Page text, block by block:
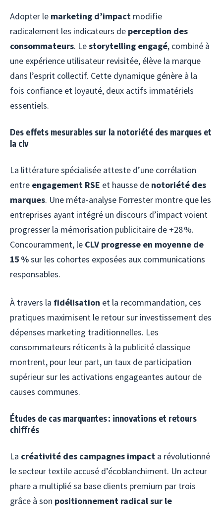
Adopter le marketing d’impact modifie
radicalement les indicateurs de perception des
consommateurs. Lestorytelling engagé, combiné à
une expérience utilisateur revisitée, élève la marque
dans l’esprit collectif. Cette dynamique génère à la
fois confiance et loyauté, deux actifs immatériels
essentiels.
Des effets mesurables sur la notoriété des marques et
la clv
La littérature spécialisée atteste d’une corrélation
entre engagement RSE et hausse de notoriété des
marques. Une méta-analyse Forrester montre que les
entreprises ayant intégré un discours d’impact voient
progresser la mémorisation publicitaire de +28 %.
Concouramment, le CLV progresse en moyenne de
15 %sur les cohortes exposées aux communications
responsables.
À travers la fidélisation et la recommandation, ces
pratiques maximisent le retour sur investissement des
dépenses marketing traditionnelles. Les
consommateurs réticents à la publicité classique
montrent, pour leur part, un taux de participation
supérieur sur les activations engageantes autour de
causes communes.
Études de cas marquantes : innovations et retours
chiffrés
La créativité des campagnes impact a révolutionné
le secteur textile accusé d’écoblanchiment. Un acteur
phare a multiplié sa base clients premium par trois
grâce à son positionnement radical sur le